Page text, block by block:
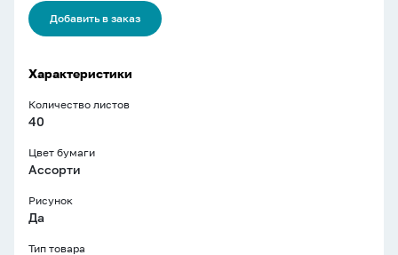
Добавить в заказ
Характеристики
Количество листов
40
Цвет бумаги
Ассорти
Рисунок
Да
Тип товара